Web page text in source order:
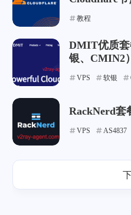
（Reality、
教程
DMIT优质
银、CMIN2）
VPS 软银
RackNerd套
VPS AS4837